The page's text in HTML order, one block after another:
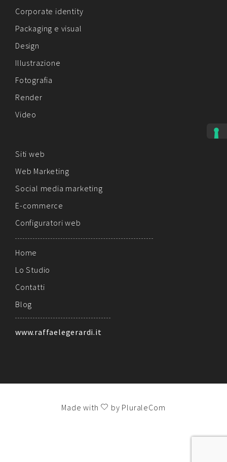
Corporate identity
Packaging e visual
Design
Illustrazione
Fotografia
Render
Video
Siti web
Web Marketing
Social media marketing
E-commerce
Configuratori web
Home
Lo Studio
Contatti
Blog
www.raffaelegerardi.it
Made with by PluraleCom